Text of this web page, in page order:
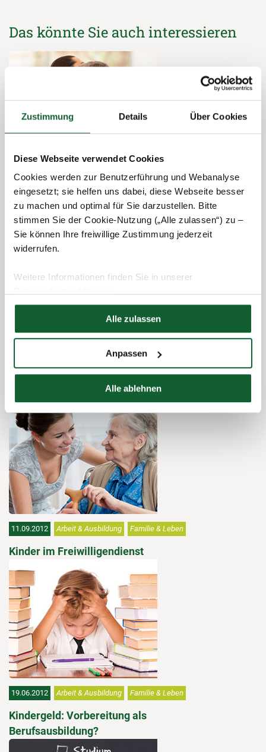
Zustimmung Details Über Cookies
Diese Webseite verwendet Cookies
Cookies werden zur Benutzerführung und Webanalyse
eingesetzt; sie helfen uns dabei, diese Webseite besser
zu machen und optimal für Sie darzustellen. Bitte
stimmen Sie der Cookie-Nutzung („Alle zulassen“) zu –
Sie können Ihre freiwillige Zustimmung jederzeit
widerrufen.
Weitere Informationen finden Sie in unserer
Hier finden Sie unserImpressum
Alle zulassen
Anpassen
Alle ablehnen
Das könnte Sie auch interessieren
Kindergeld für im Ausland studierende
Kinder
03.03.2015
Kindergeld auch für Zweitausbildungen?
11.09.2012 Arbeit & Ausbildung Familie & Leben
Kinder im Freiwilligendienst
19.06.2012 Arbeit & Ausbildung Familie & Leben
Kindergeld: Vorbereitung als
Berufsausbildung?